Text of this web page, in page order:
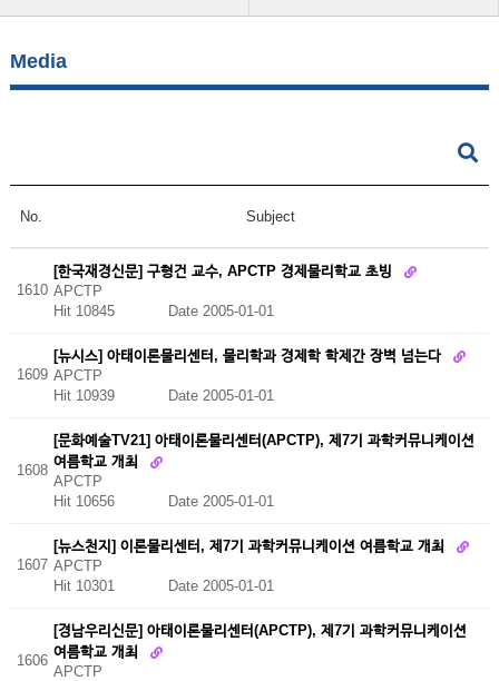
Media
No. Subject
1610
[한국재경신문] 구형건 교수, APCTP 경제물리학교 초빙
APCTP
Hit 10845
Date 2005-01-01
1609
[뉴시스] 아태이론물리센터, 물리학과 경제학 학제간 장벽 넘는다
APCTP
Hit 10939
Date 2005-01-01
1608
[문화예술TV21] 아태이론물리센터(APCTP), 제7기 과학커뮤니케이션
여름학교 개최
APCTP
Hit 10656 Date 2005-01-01
1607
[뉴스천지] 이론물리센터, 제7기 과학커뮤니케이션 여름학교 개최
APCTP
Hit 10301
Date 2005-01-01
1606
[경남우리신문] 아태이론물리센터(APCTP), 제7기 과학커뮤니케이션
여름학교 개최
APCTP